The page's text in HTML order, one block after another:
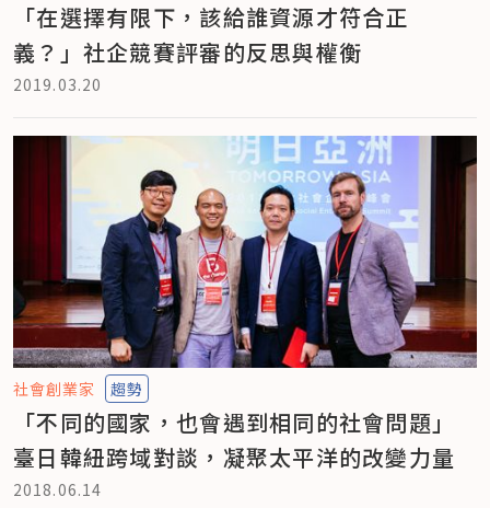
「在選擇有限下，該給誰資源才符合正
義？」社企競賽評審的反思與權衡
2019.03.20
社會創業家 趨勢
「不同的國家，也會遇到相同的社會問題」
臺日韓紐跨域對談，凝聚太平洋的改變力量
2018.06.14